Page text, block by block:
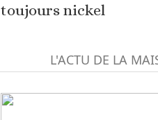
toujours nickel
L'ACTU DE LA